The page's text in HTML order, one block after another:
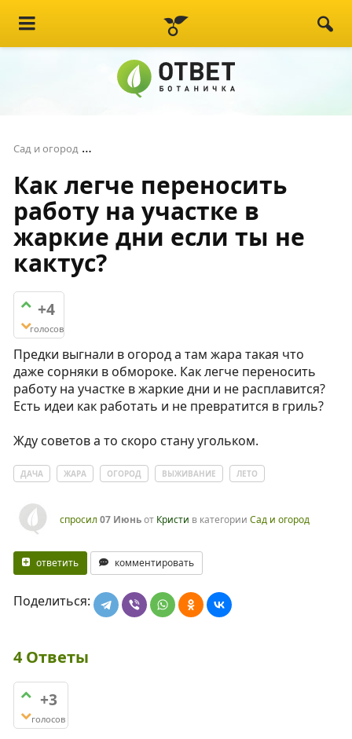
Сад и огород
Как легче переносить
работу на участке в
жаркие дни если ты не
кактус?
+4
голосов
Предки выгнали в огород а там жара такая что
даже сорняки в обмороке. Как легче переносить
работу на участке в жаркие дни и не расплавится?
Есть идеи как работать и не превратится в гриль?
Жду советов а то скоро стану угольком.
ДАЧА ЖАРА ОГОРОД ВЫЖИВАНИЕ ЛЕТО
спросил 07 Июньот Кристи в категории Сад и огород
ответить комментировать
Поделиться:
4Ответы
+3
голосов